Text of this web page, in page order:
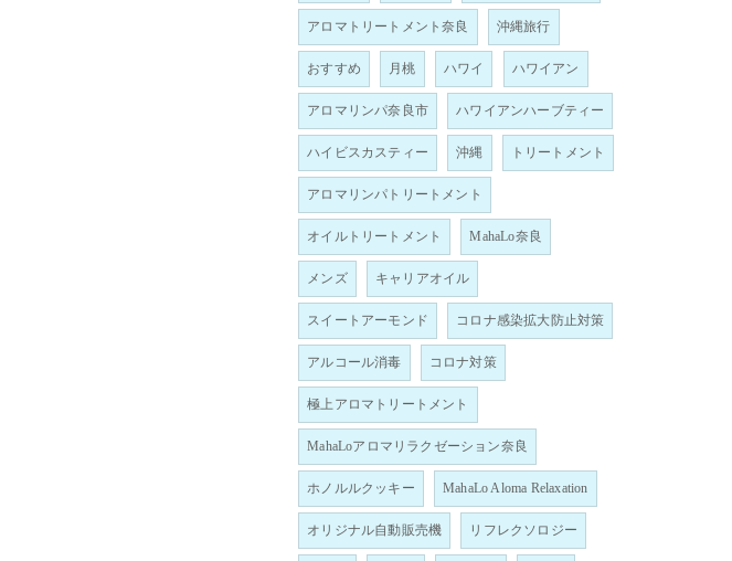
アロマトリートメント奈良 沖縄旅行
おすすめ 月桃 ハワイ ハワイアン
アロマリンパ奈良市 ハワイアンハーブティー
ハイビスカスティー 沖縄 トリートメント
アロマリンパトリートメント
オイルトリートメント MahaLo奈良
メンズ キャリアオイル
スイートアーモンド コロナ感染拡大防止対策
アルコール消毒 コロナ対策
極上アロマトリートメント
MahaLoアロマリラクゼーション奈良
ホノルルクッキー MahaLo Aloma Relaxation
オリジナル自動販売機 リフレクソロジー